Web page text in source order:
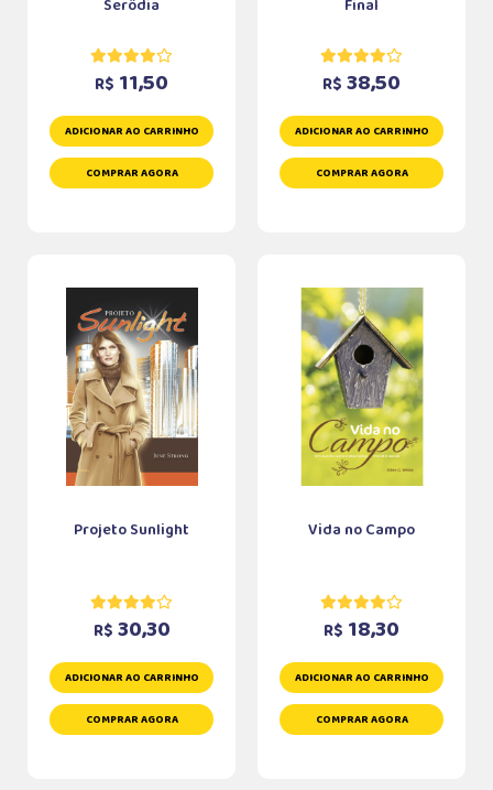
Serôdia
R$ 11,50
ADICIONAR AO CARRINHO
COMPRAR AGORA
Final
R$ 38,50
ADICIONAR AO CARRINHO
COMPRAR AGORA
Projeto Sunlight
R$ 30,30
ADICIONAR AO CARRINHO
COMPRAR AGORA
Vida no Campo
R$ 18,30
ADICIONAR AO CARRINHO
COMPRAR AGORA